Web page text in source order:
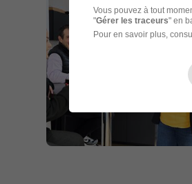
Vous pouvez à tout
"Gérer les traceurs" en
Pour en savoir plus,